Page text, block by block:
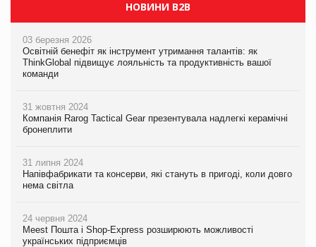
НОВИНИ B2B
03 березня 2026
Освітній бенефіт як інструмент утримання талантів: як
ThinkGlobal підвищує лояльність та продуктивність вашої
команди
31 жовтня 2024
Компанія Rarog Tactical Gear презентувала надлегкі керамічні
бронеплити
31 липня 2024
Напівфабрикати та консерви, які стануть в пригоді, коли довго
нема світла
24 червня 2024
Meest Пошта і Shop-Express розширюють можливості
українських підприємців